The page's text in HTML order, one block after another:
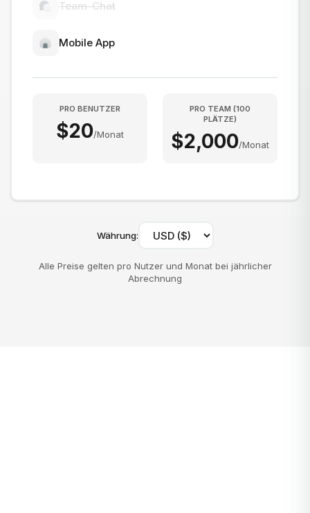
Team-Chat
Mobile App
PRO BENUTZER
$20/Monat
PRO TEAM (100
PLÄTZE)
$2,000/Monat
Währung:
Alle Preise gelten pro Nutzer und Monat bei jährlicher
Abrechnung